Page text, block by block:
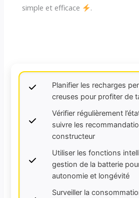
simple et efficace
.
Planifier les recharges
creuses pour profiter de
Vérifier régulièrement
suivre les
constructeur
Utiliser les fonctions
gestion de la batterie
autonomie et longévité
Surveiller la